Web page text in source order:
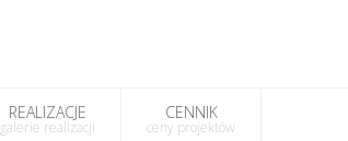
REALIZACJE
galerie realizacji
CENNIK
ceny projektów